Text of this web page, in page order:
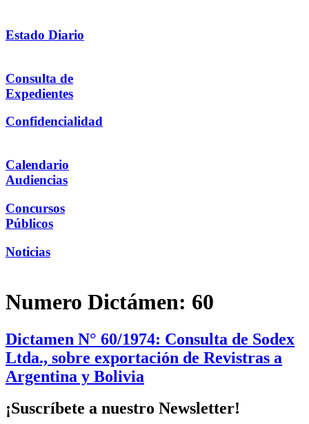
Estado Diario
Consulta de
Expedientes
Confidencialidad
Calendario
Audiencias
Concursos
Públicos
Noticias
Numero Dictámen: 60
Dictamen N° 60/1974: Consulta de Sodex
Ltda., sobre exportación de Revistras a
Argentina y Bolivia
¡Suscríbete a nuestro Newsletter!